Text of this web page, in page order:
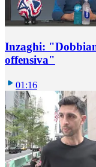
Inzaghi:
offensiva"
01:16